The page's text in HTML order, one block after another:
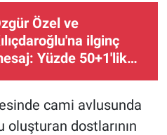
Özel ve
ilginç
Yüzde 50+1'lik
cami avlusunda
dostlarının